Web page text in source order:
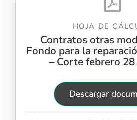
HOJA DE
Contratos otras
Fondo para la
– Corte febrero
Descargar